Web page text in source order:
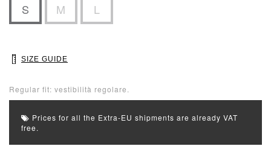
S M L
SIZE GUIDE
Regular fit: vestibilità regolare.
Prices for all the Extra-EU shipments are already VAT
free.